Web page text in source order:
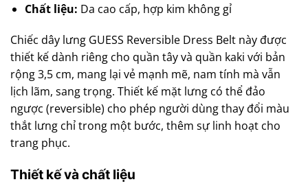
Chất liệu: Da cao cấp, hợp kim không gỉ
Chiếc dây lưng GUESS Reversible Dress Belt này được
thiết kế dành riêng cho quần tây và quần kaki với bản
rộng 3,5 cm, mang lại vẻ mạnh mẽ, nam tính mà vẫn
lịch lãm, sang trọng. Thiết kế mặt lưng có thể đảo
ngược (reversible) cho phép người dùng thay đổi màu
thắt lưng chỉ trong một bước, thêm sự linh hoạt cho
trang phục.
Thiết kế và chất liệu